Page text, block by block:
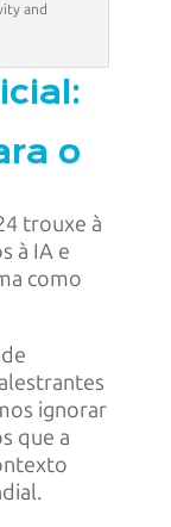
and
o
trouxe à
à IA e
como
ignorar
que a